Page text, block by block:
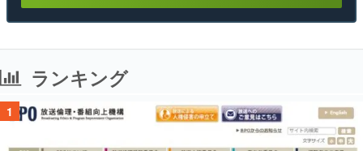
ランキング
1